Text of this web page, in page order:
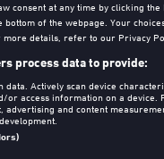
Acquista da6,99€
consent at any time by clicking the
of the webpage. Your
details, refer to our Privacy
process data to provide:
data. Actively scan device
or access information on a device.
advertising and content